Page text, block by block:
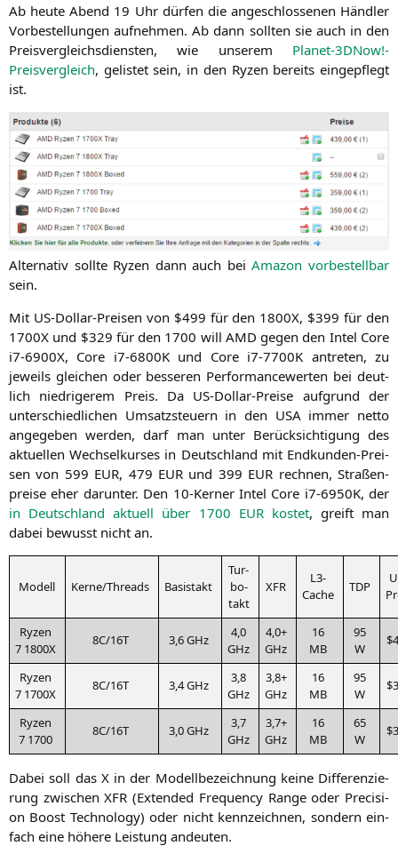
Ab heu­te Abend 19 Uhr dür­fen die ange­schlos­se­nen Händ­ler
Vor­be­stel­lun­gen auf­neh­men. Ab dann soll­ten sie auch in den
Preis­ver­gleichs­diens­ten, wie unse­rem Planet-3DNow!-
Preisvergleich, gelis­tet sein, in den Ryzen bereits ein­ge­pflegt
ist.
Alter­na­tiv soll­te Ryzen dann auch beiAma­zon vor­be­stell­bar
sein.
Mit US-Dol­lar-Prei­sen von $499 für den 1800X, $399 für den
1700X und $329 für den 1700 will AMD gegen den Intel Core
i7-6900X, Core i7-6800K und Core i7-7700K antre­ten, zu
jeweils glei­chen oder bes­se­ren Per­for­man­ce­wer­ten bei deut­
lich nied­ri­ge­rem Preis. Da US-Dol­lar-Prei­se auf­grund der
unter­schied­li­chen Umsatz­steu­ern in den USA immer net­to
ange­ge­ben wer­den, darf man unter Berück­sich­ti­gung des
aktu­el­len Wech­sel­kur­ses in Deutsch­land mit End­kun­den-Prei­
sen von 599 EUR, 479 EUR und 399 EUR rech­nen, Stra­ßen­
prei­se eher dar­un­ter. Den 10-Ker­ner Intel Core i7-6950K, der
in Deutsch­land aktu­ell über 1700 EURkos­tet, greift man
dabei bewusst nicht an.
Modell Kerne/Threads Basistakt
Tur­
bo­
takt
XFR
L3-
Cache
TDP
Ryzen
7 1800X
8C/16T 3,6 GHz
4,0
GHz
4,0+
GHz
16
MB
95
W
Ryzen
7 1700X
8C/16T 3,4 GHz
3,8
GHz
3,8+
GHz
16
MB
95
W
Ryzen
7 1700
8C/16T 3,0 GHz
3,7
GHz
3,7+
GHz
16
MB
65
W
Dabei soll das X in der Modell­be­zeich­nung kei­ne Dif­fe­ren­zie­
rung zwi­schenXFR (Exten­ded Fre­quen­cy Ran­ge oder Pre­cis­i­
on Boost Tech­no­lo­gy) oder nicht kenn­zeich­nen, son­dern ein­
fach eine höhe­re Leis­tung andeuten.